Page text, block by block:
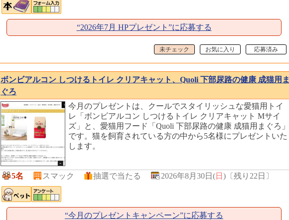
“2026年7月 HPプレゼント”に応募する
未チェック お気に入り 応募済み
ボンビアルコン しつけるトイレ クリアキャット、Quoli 下部尿路の健康 成猫用ま
ぐろ
今月のプレゼントは、クールでスタイリッシュな愛猫用トイ
レ「ボンビアルコン しつけるトイレ クリアキャット Mサイ
ズ」と、愛猫用フード「Quoli 下部尿路の健康 成猫用まぐろ」
です。猫を飼育されている方の中から5名様にプレゼントいた
します。
5名 スマック 抽選で当たる 2026年8月30日(日) 〔残り22日 〕
“今月のプレゼントキャンペーン”に応募する